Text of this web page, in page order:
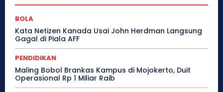
BOLA
Kata Netizen Kanada Usai John Herdman Langsung
Gagal di Piala AFF
PENDIDIKAN
Maling Bobol Brankas Kampus di Mojokerto, Duit
Operasional Rp 1 Miliar Raib